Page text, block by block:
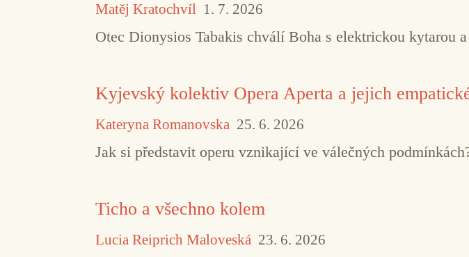
Matěj Kratochvíl 1. 7. 2026
Otec Dionysios Tabakis chválí Boha s elektrickou kytarou
Kyjevský kolektiv Opera Aperta a jejich
Kateryna Romanovska 25. 6. 2026
Jak si představit operu vznikající ve válečných
Ticho a všechno kolem
Lucia Reiprich Maloveská 23. 6. 2026